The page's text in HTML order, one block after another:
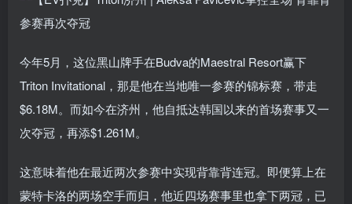
今年5月，这位黑山牌手在Budva的Maestral Resort赢下
Triton Invitational，那是他在当地唯一参赛的锦标赛，带走
$6.18M。而如今在济州，他自抵达韩国以来的首场赛事又一
次夺冠，再添$1.261M。
这意味着他在最近两次参赛中实现背靠背连冠。即便算上在
蒙特卡洛的两场空手而归，他近四场赛事里也拿下两冠，已